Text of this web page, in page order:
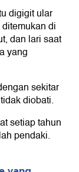
digigit ular
di
dan lari saat
yang
sekitar
diobati.
setiap tahun
pendaki.